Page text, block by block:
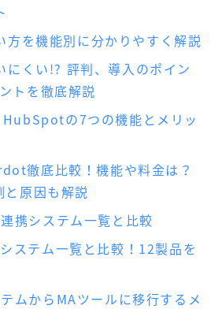
を機能別に分かりやすく解説
くい!? 評判、導入のポイン
トを徹底解説
HubSpotの7つの機能とメリッ
徹底比較！機能や料金は？
と原因も解説
携システム一覧と比較
ステム一覧と比較！12製品を
ムからMAツールに移行するメ